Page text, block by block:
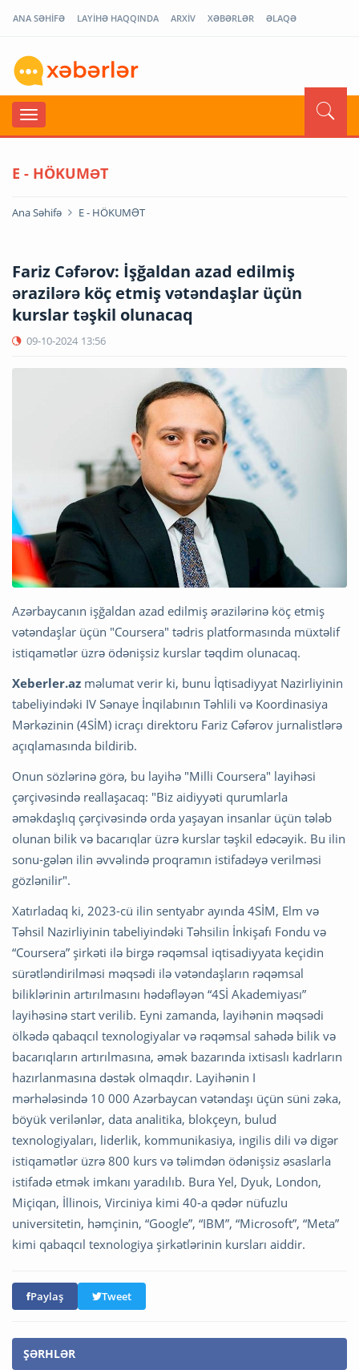
ANA SƏHİFƏ LAYİHƏ HAQQINDA ARXİV XƏBƏRLƏR ƏLAQƏ
E - HÖKUMƏT
Ana Səhifə E - HÖKUMƏT
Fariz Cəfərov: İşğaldan azad edilmiş
ərazilərə köç etmiş vətəndaşlar üçün
kurslar təşkil olunacaq
09-10-2024 13:56
Azərbaycanın işğaldan azad edilmiş ərazilərinə köç etmiş
vətəndaşlar üçün "Coursera" tədris platformasında müxtəlif
istiqamətlər üzrə ödənişsiz kurslar təqdim olunacaq.
Xeberler.az məlumat verir ki, bunu İqtisadiyyat Nazirliyinin
tabeliyindəki IV Sənaye İnqilabının Təhlili və Koordinasiya
Mərkəzinin (4SİM) icraçı direktoru Fariz Cəfərov jurnalistlərə
açıqlamasında bildirib.
Onun sözlərinə görə, bu layihə "Milli Coursera" layihəsi
çərçivəsində reallaşacaq: "Biz aidiyyəti qurumlarla
əməkdaşlıq çərçivəsində orda yaşayan insanlar üçün tələb
olunan bilik və bacarıqlar üzrə kurslar təşkil edəcəyik. Bu ilin
sonu-gələn ilin əvvəlində proqramın istifadəyə verilməsi
gözlənilir".
Xatırladaq ki, 2023-cü ilin sentyabr ayında 4SİM, Elm və
Təhsil Nazirliyinin tabeliyindəki Təhsilin İnkişafı Fondu və
“Coursera” şirkəti ilə birgə rəqəmsal iqtisadiyyata keçidin
sürətləndirilməsi məqsədi ilə vətəndaşların rəqəmsal
biliklərinin artırılmasını hədəfləyən “4Sİ Akademiyası”
layihəsinə start verilib. Eyni zamanda, layihənin məqsədi
ölkədə qabaqcıl texnologiyalar və rəqəmsal sahədə bilik və
bacarıqların artırılmasına, əmək bazarında ixtisaslı kadrların
hazırlanmasına dəstək olmaqdır. Layihənin I
mərhələsində 10 000 Azərbaycan vətəndaşı üçün süni zəka,
böyük verilənlər, data analitika, blokçeyn, bulud
texnologiyaları, liderlik, kommunikasiya, ingilis dili və digər
istiqamətlər üzrə 800 kurs və təlimdən ödənişsiz əsaslarla
istifadə etmək imkanı yaradılıb. Bura Yel, Dyuk, London,
Miçiqan, İllinois, Virciniya kimi 40-a qədər nüfuzlu
universitetin, həmçinin, “Google”, “IBM”, “Microsoft”, “Meta”
kimi qabaqcıl texnologiya şirkətlərinin kursları aiddir.
Paylaş Tweet
ŞƏRHLƏR